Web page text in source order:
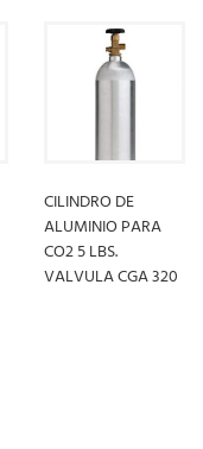
CILINDRO DE
ALUMINIO PARA
CO2 5 LBS.
VALVULA CGA 320